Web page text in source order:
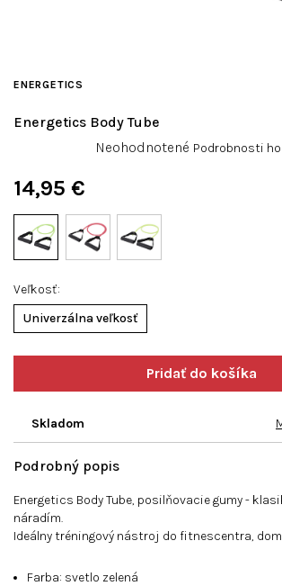
Veľkosť
Univerzálna veľkosť
14,95 €
cena:
Skladom
Energetics Body Tube
ENERGETICS
Priemerné
0,0
z
5
Neohodnotené Podrobnosti
Podrobný popis
Energetics Body Tube, posilňovacie gumy -
náradím.
Ideálny tréningový nástroj do fitnescentra,
Farba: svetlo zelená